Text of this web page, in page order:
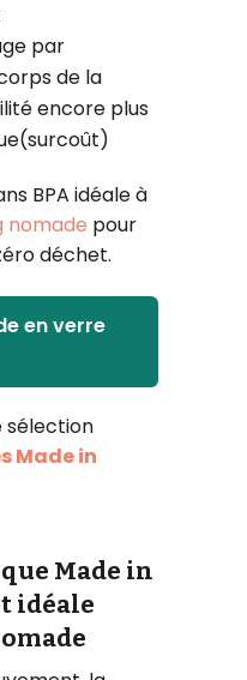
par
de la
encore plus
BPA idéale à
nomade pour
déchet.
en verre
sélection
Made in
Made in
idéale